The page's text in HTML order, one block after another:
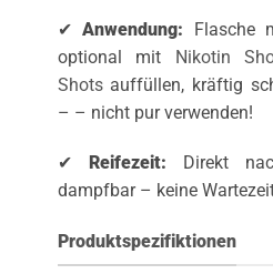
✔Anwendung: Flasche
optional mit Nikotin
Shotsauffüllen, kräftig
– – nicht pur verwenden!
✔ Reifezeit: Direkt
dampfbar – keine
Produktspezifiktionen